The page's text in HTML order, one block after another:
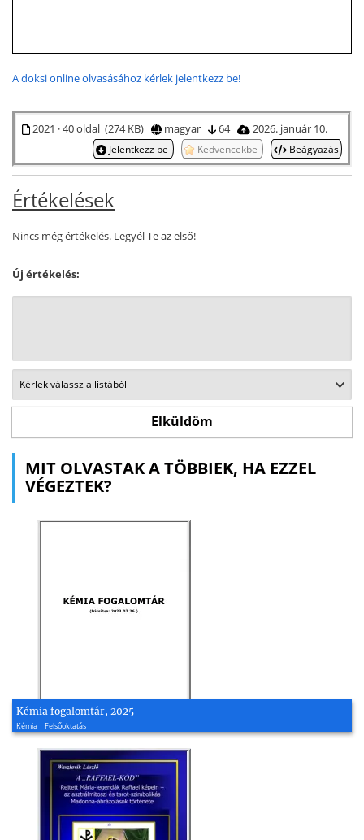
A doksi online olvasásához kérlek jelentkezz be!
2021 · 40 oldal (274 KB) magyar 64 2026. január 10.
Jelentkezz be Kedvencekbe Beágyazás
Értékelések
Nincs még értékelés. Legyél Te az első!
Új értékelés:
MIT OLVASTAK A TÖBBIEK, HA EZZEL
VÉGEZTEK?
Kémia fogalomtár, 2025
Kémia | Felsőoktatás